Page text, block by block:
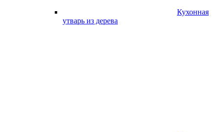
Кухонная
утварь из дерева